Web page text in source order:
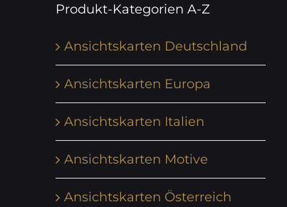
Produkt-Kategorien A-Z
Ansichtskarten Deutschland
Ansichtskarten Europa
Ansichtskarten Italien
Ansichtskarten Motive
Ansichtskarten Österreich